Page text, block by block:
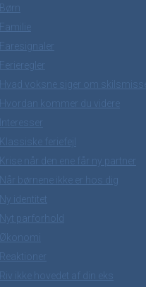
Børn
Familie
Faresignaler
Ferieregler
Hvad voksne siger om skilsmisse
Hvordan kommer du videre
Interesser
Klassiske feriefejl
Krise når den ene får ny partner
Når børnene ikke er hos dig
Ny identitet
Nyt parforhold
Økonomi
Reaktioner
Riv ikke hovedet af din eks